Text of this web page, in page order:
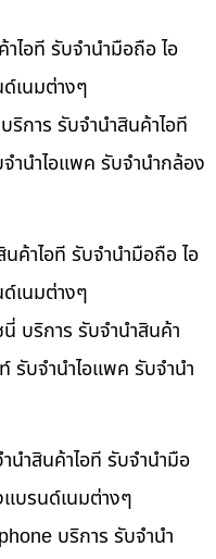
ไอที รับจำนำมือถือ ไอ
เนมต่างๆ
การ รับจำนำสินค้าไอที
ำนำไอแพค รับจำนำกล้อง
ค้าไอที รับจำนำมือถือ ไอ
เนมต่างๆ
บริการ รับจำนำสินค้า
รับจำนำไอแพค รับจำนำ
ำสินค้าไอที รับจำนำมือ
บรนด์เนมต่างๆ
บริการ รับจำนำ